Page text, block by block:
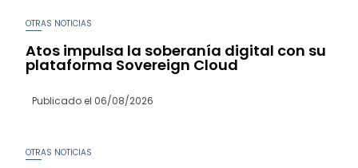
OTRAS NOTICIAS
Atos impulsa la soberanía digital con su
plataforma Sovereign Cloud
Publicado el 06/08/2026
OTRAS NOTICIAS